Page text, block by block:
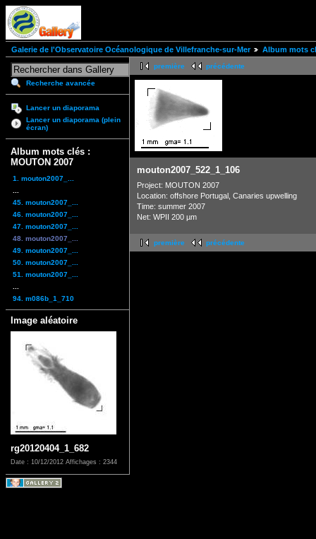
Galerie de l'Observatoire Océanologique de Villefranche-sur-Mer Album mots
Recherche avancée
Lancer un diaporama
Lancer un diaporama (plein
écran)
Album mots clés :
MOUTON 2007
1. mouton2007_...
45. mouton2007_...
46. mouton2007_...
47. mouton2007_...
48. mouton2007_...
49. mouton2007_...
50. mouton2007_...
51. mouton2007_...
94. m086b_1_710
Image aléatoire
rg20120404_1_682
Date : 10/12/2012 Affichages : 2344
première précédente
mouton2007_522_1_106
Project: MOUTON 2007
Location: offshore Portugal, Canaries upwelling
Time: summer 2007
Net: WPII 200 µm
première précédente